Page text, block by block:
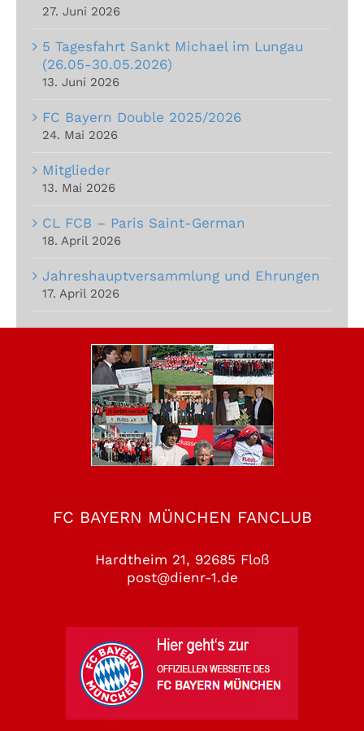
27. Juni 2026
5 Tagesfahrt Sankt Michael im Lungau
(26.05-30.05.2026)
13. Juni 2026
FC Bayern Double 2025/2026
24. Mai 2026
Mitglieder
13. Mai 2026
CL FCB – Paris Saint-German
18. April 2026
Jahreshauptversammlung und Ehrungen
17. April 2026
FC BAYERN MÜNCHEN FANCLUB
Hardtheim 21, 92685 Floß
post@dienr-1.de